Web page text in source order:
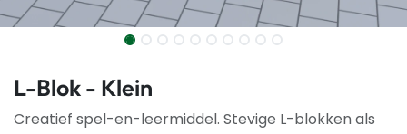
L-Blok - Klein
Creatief spel-en-leermiddel. Stevige L-blokken als